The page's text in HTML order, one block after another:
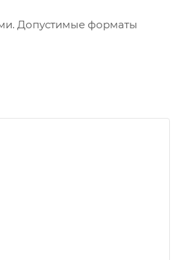
Допустимые форматы